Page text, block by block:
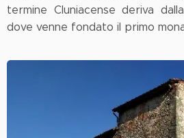
termine Cluniacense deriva
dove venne fondato il primo